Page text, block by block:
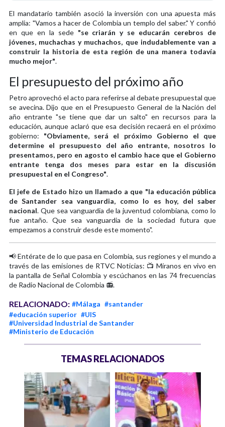
El mandatario también asoció la inversión con una apuesta más
amplia: "Vamos a hacer de Colombia un templo del saber." Y confió
en que en la sede "se criarán y se educarán cerebros de
jóvenes, muchachas y muchachos, que indudablemente van a
construir la historia de esta región de una manera todavía
mucho mejor".
El presupuesto del próximo año
Petro aprovechó el acto para referirse al debate presupuestal que
se avecina. Dijo que en el Presupuesto General de la Nación del
año entrante "se tiene que dar un salto" en recursos para la
educación, aunque aclaró que esa decisión recaerá en el próximo
gobierno: "Obviamente, será el próximo Gobierno el que
determine el presupuesto del año entrante, nosotros lo
presentamos, pero en agosto el cambio hace que el Gobierno
entrante tenga dos meses para estar en la discusión
presupuestal en el Congreso".
El jefe de Estado hizo un llamado a que "la educación pública
de Santander sea vanguardia, como lo es hoy, del saber
nacional. Que sea vanguardia de la juventud colombiana, como lo
fue antaño. Que sea vanguardia de la sociedad futura que
empezamos a construir desde este momento".
📢 Entérate de lo que pasa en Colombia, sus regiones y el mundo a
través de las emisiones de RTVC Noticias: 📺 Míranos en vivo en
la pantalla de Señal Colombia y escúchanos en las 74 frecuencias
de Radio Nacional de Colombia 📻.
RELACIONADO: #Málaga #santander
#educación superior #UIS
#Universidad Industrial de Santander
#Ministerio de Educación
TEMAS RELACIONADOS